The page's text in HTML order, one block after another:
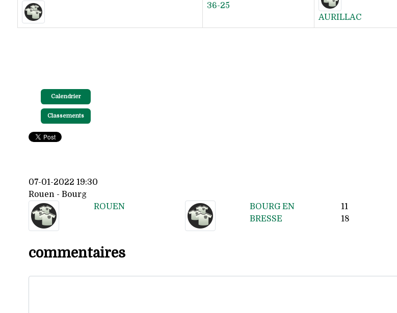
36-25
AURILLAC
Calendrier
Classements
07-01-2022 19:30
Rouen - Bourg
ROUEN
BOURG EN
BRESSE
11
18
commentaires